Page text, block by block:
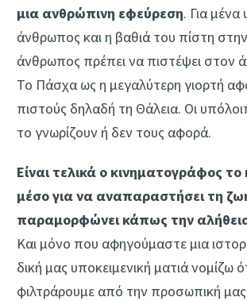
μια ανθρώπινη εφεύρεση. Για μένα
άνθρωπος και η βαθιά του πίστη
άνθρωπος πρέπει να πιστέψει στον
Το Πάσχα ως η μεγαλύτερη γιορτή
πιστούς δηλαδή τη Θάλεια. Οι
το γνωρίζουν ή δεν τους αφορά.
Είναι τελικά ο κινηματογράφος
μέσο για να αναπαραστήσει τη
παραμορφώνει κάπως την
Και μόνο που αφηγούμαστε μια
δική μας υποκειμενική ματιά νομίζω
φιλτράρουμε από την προσωπική μας